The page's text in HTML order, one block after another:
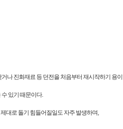
나 진화재료 등 던전을 처음부터 재시작하기 용
있기 때문이다.
대로 돌기 힘들어질일도 자주 발생하며,